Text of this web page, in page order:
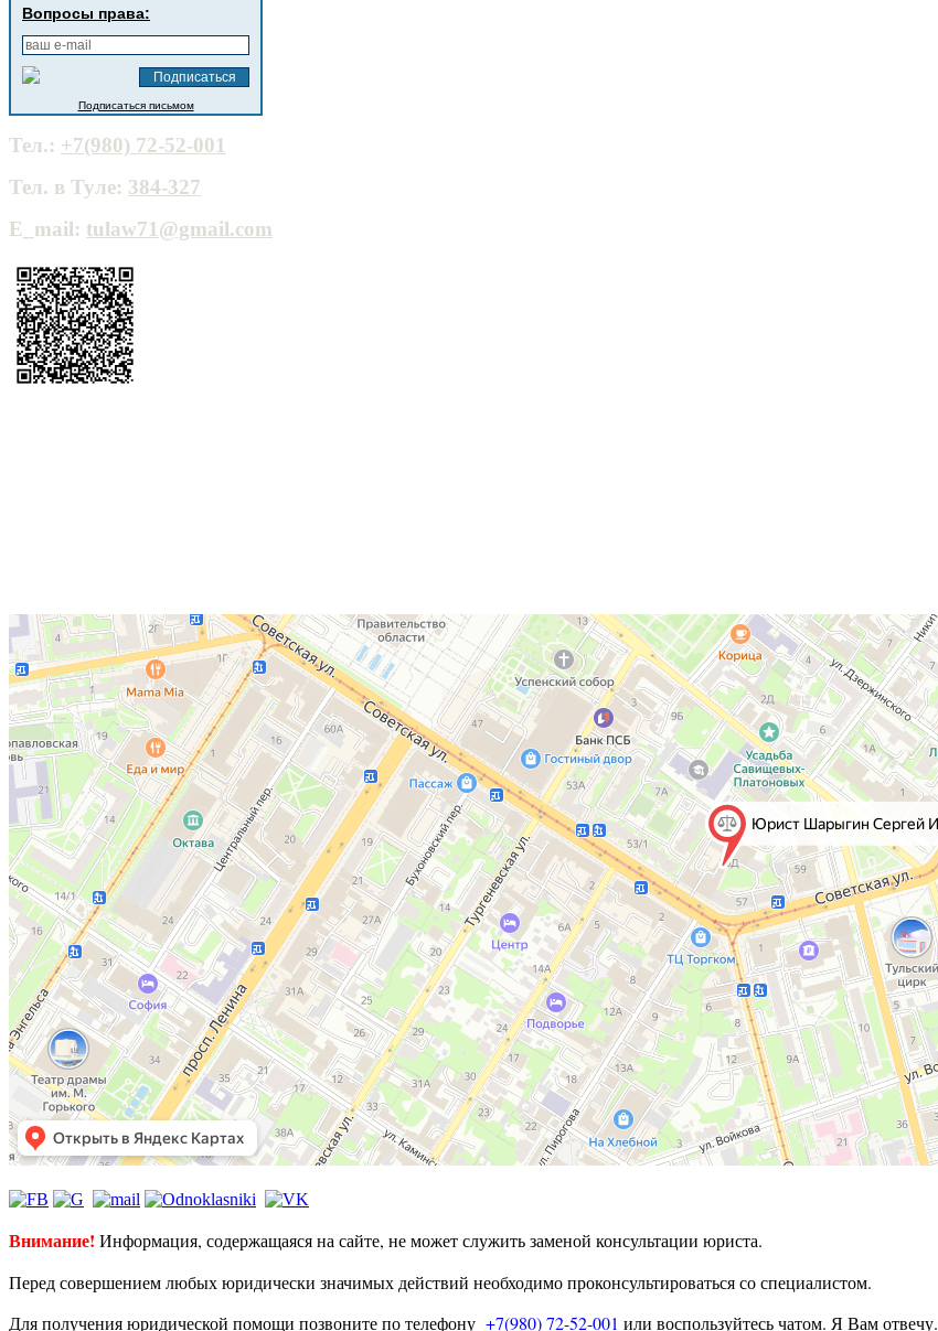
Вопросы права:
Подписаться письмом
Тел.: +7(980) 72-52-001
Тел. в Туле: 384-327
E_mail: tulaw71@gmail.com
Внимание! Информация, содержащаяся на сайте, не может служить заменой консультации юриста.
Перед совершением любых юридически значимых действий необходимо проконсультироваться со специалистом.
Для получения юридической помощи позвоните по телефону +7(980) 72-52-001 или воспользуйтесь чатом. Я Вам отвечу.